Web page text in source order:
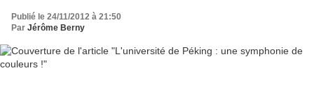
Publié le 24/11/2012 à 21:50
Par Jérôme Berny